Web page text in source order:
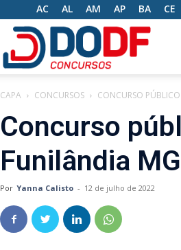
AC AL AM AP BA CE
CAPA CONCURSOS CONCURSO
Concurso
Funilândia
Por Yanna Calisto - 12 de julho de 2022